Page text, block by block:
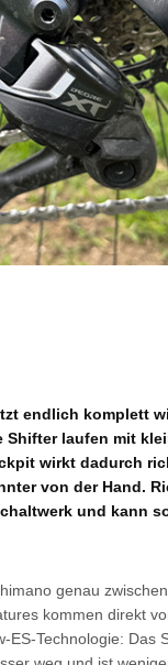
endlich komplett
laufen mit
wirkt dadurch
von der Hand.
und kann
genau
kommen direkt
Technologie: Das